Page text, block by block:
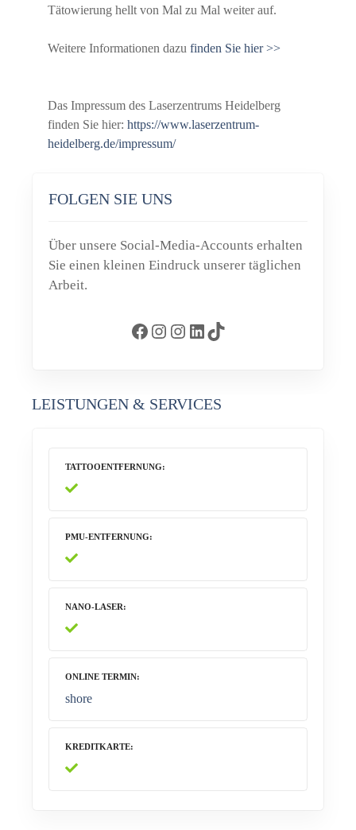
Tätowierung hellt von Mal zu Mal weiter auf.
Weitere Informationen dazu finden Sie hier >>
Das Impressum des Laserzentrums Heidelberg
finden Sie hier: https://www.laserzentrum-
heidelberg.de/impressum/
FOLGEN SIE UNS
Über unsere Social-Media-Accounts erhalten
Sie einen kleinen Eindruck unserer täglichen
Arbeit.
Facebook Instagram Instagram LinkedIn TikTok
LEISTUNGEN & SERVICES
TATTOOENTFERNUNG
PMU-ENTFERNUNG
NANO-LASER
ONLINE TERMIN
shore
KREDITKARTE